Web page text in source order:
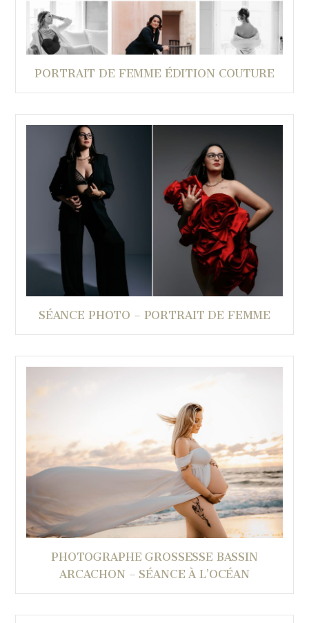
PORTRAIT DE FEMME ÉDITION COUTURE
SÉANCE PHOTO – PORTRAIT DE FEMME
PHOTOGRAPHE GROSSESSE BASSIN
ARCACHON – SÉANCE À L’OCÉAN